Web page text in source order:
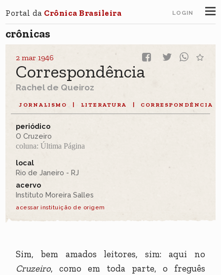
Portal da Crônica Brasileira LOGIN
crônicas
2 mar 1946
Correspondência
Rachel de Queiroz
JORNALISMO LITERATURA CORRESPONDÊNCIA
periódico
O Cruzeiro
coluna: Última Página
local
Rio de Janeiro - RJ
acervo
Instituto Moreira Salles
acessar instituição de origem
Sim, bem amados leitores, sim: aqui no
Cruzeiro, como em toda parte, o freguês